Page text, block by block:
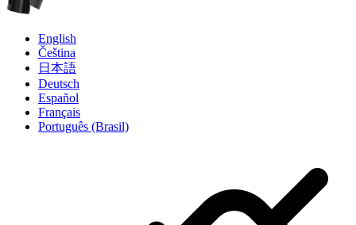
English
Čeština
日本語
Deutsch
Español
Français
Português (Brasil)